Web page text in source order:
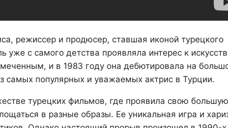
режиссер и продюсер, ставшая иконой турецкого
с самого детства проявляла интерес к
и в 1983 году она дебютировала на
самых популярных и уважаемых актрис в Турции.
турецких фильмов, где проявила свою большую
в разные образы. Ее уникальная игра и